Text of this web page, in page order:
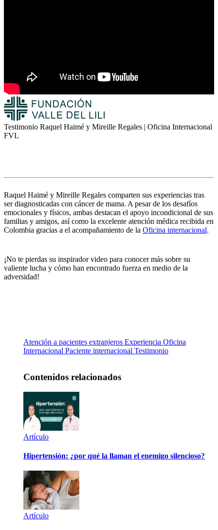
Testimonio Raquel Haimé y Mireille Regales | Oficina Internacional
FVL
Raquel Haimé y Mireille Regales comparten sus experiencias tras
ser diagnosticadas con cáncer de mama. A pesar de los desafíos
emocionales y físicos, ambas destacan el apoyo incondicional de sus
familias y amigos, así como la excelente atención médica recibida en
Colombia gracias a el acompañamiento de la Oficina internacional.
¡No te pierdas su inspirador video para conocer más sobre su
valiente lucha y cómo han encontrado fuerza en medio de la
adversidad!
Atención a pacientes extranjeros Experiencia Oficina
Internacional Paciente internacional Testimonio
Contenidos relacionados
Artículo
Hipertensión: ¿por qué la llaman el enemigo silencioso?
Artículo